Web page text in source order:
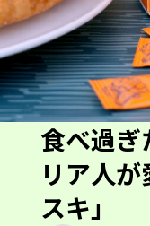
食べ過ぎ
リア人
スキ」